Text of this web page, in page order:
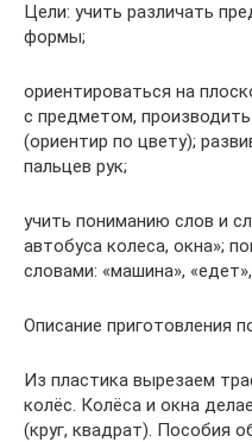
Цели: учить различать
формы;
ориентироваться на
с предметом,
(ориентир по цвету);
пальцев рук;
учить пониманию слов и
автобуса колеса, окна»;
словами: «машина»,
Описание приготовления
Из пластика вырезаем
колёс. Колёса и окна
(круг, квадрат). Пособия